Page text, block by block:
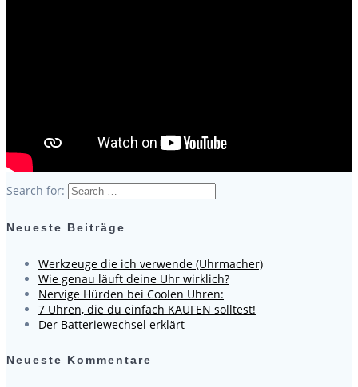
Search for:
Neueste Beiträge
Werkzeuge die ich verwende (Uhrmacher)
Wie genau läuft deine Uhr wirklich?
Nervige Hürden bei Coolen Uhren:
7 Uhren, die du einfach KAUFEN solltest!
Der Batteriewechsel erklärt
Neueste Kommentare